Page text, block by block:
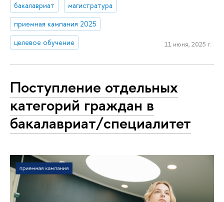
бакалавриат
магистратура
приемная кампания 2025
целевое обучение
11 июня, 2025 г.
Поступление отдельных
категорий граждан в
бакалавриат/специалитет